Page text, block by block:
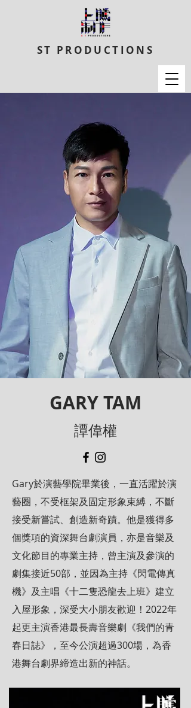
ST PRODUCTIONS
GARY TAM
譚偉權
Gary於演藝學院畢業後，一直活躍於演
藝圈，不受框架及固定形象束縛，不斷
接受新嘗試、創造新奇蹟。他是獲得多
個獎項的資深舞台劇演員，亦是音樂及
文化節目的專業主持，曾主演及參演的
劇集接近50部，並因為主持《閃電傳真
機》及主唱《十二隻恐龍去上班》建立
入屋形象，深受大小朋友歡迎！2022年
起更主演香港最長壽音樂劇《我們的青
春日誌》，至今公演超過300場，為香
港舞台劇界締造出新的神話。